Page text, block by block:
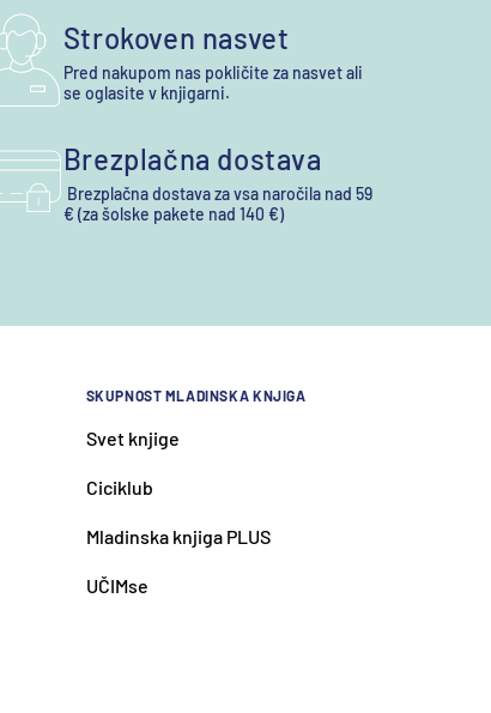
Strokoven nasvet
Pred nakupom nas pokličite za nasvet ali
se oglasite v knjigarni.
Brezplačna dostava
Brezplačna dostava za vsa naročila nad 59
€ (za šolske pakete nad 140 €)
SKUPNOST MLADINSKA KNJIGA
Svet knjige
Ciciklub
Mladinska knjiga PLUS
UČIMse